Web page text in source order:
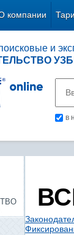
компании
и
в